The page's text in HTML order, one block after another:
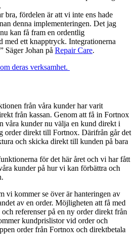
bra, fördelen är att vi inte ens hade
denna implementeringen. Det jag
kan få fram en ordentlig
med ett knapptryck. Integrationerna
Säger Johan på Repair Care.
deras verksamhet.
från våra kunder har varit
från kassan. Genom att få in Fortnox
våra kunder nu välja en kund direkt i
order direkt till Fortnox. Därifrån går det
och skicka direkt till kunden på bara
för det här året och vi har fått
kunder på hur vi kan förbättra och
vi kommer se över är hanteringen av
av en order. Möjligheten att få med
referenser på en ny order direkt från
kundprislistor vid order och
order från Fortnox och direktbetala